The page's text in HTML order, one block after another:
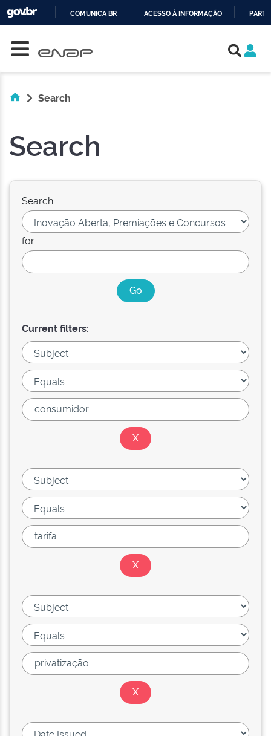
COMUNICA BR ACESSO À INFORMAÇÃO
Search
Search
Search:
for
Current filters: